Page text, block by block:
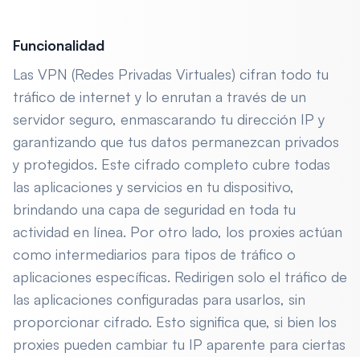
Funcionalidad
Las VPN (Redes Privadas Virtuales) cifran todo tu
tráfico de internet y lo enrutan a través de un
servidor seguro, enmascarando tu dirección IP y
garantizando que tus datos permanezcan privados
y protegidos. Este cifrado completo cubre todas
las aplicaciones y servicios en tu dispositivo,
brindando una capa de seguridad en toda tu
actividad en línea. Por otro lado, los proxies actúan
como intermediarios para tipos de tráfico o
aplicaciones específicas. Redirigen solo el tráfico de
las aplicaciones configuradas para usarlos, sin
proporcionar cifrado. Esto significa que, si bien los
proxies pueden cambiar tu IP aparente para ciertas